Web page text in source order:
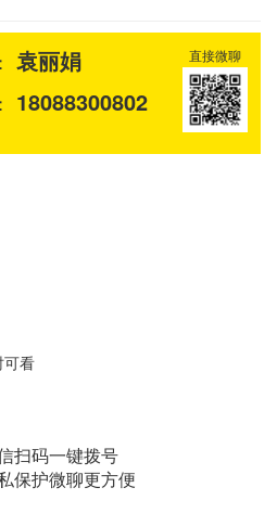
袁丽娟
18088300802
直接微聊
可看
扫码一键拨号
保护微聊更方便